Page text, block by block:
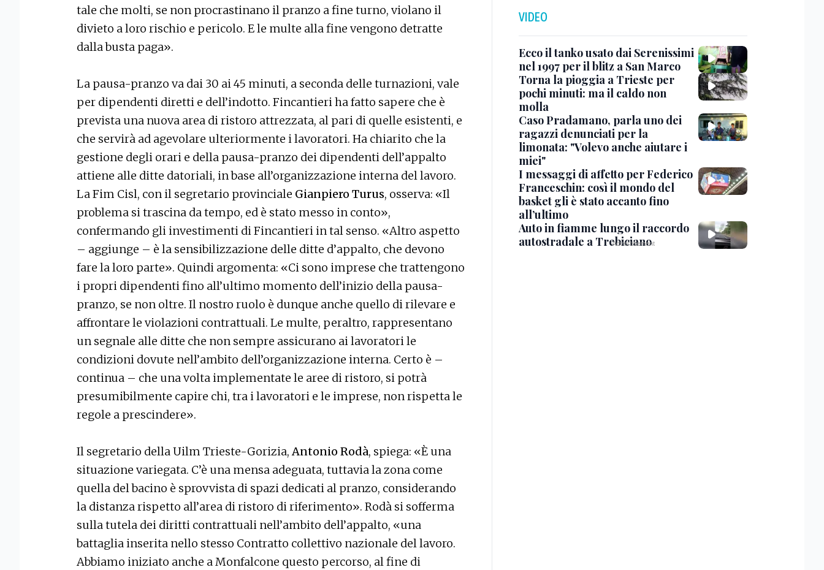
tale che molti, se non procrastinano il pranzo a fine turno, violano il
divieto a loro rischio e pericolo. E le multe alla fine vengono detratte
dalla busta paga».
La pausa-pranzo va dai 30 ai 45 minuti, a seconda delle turnazioni, vale
per dipendenti diretti e dell’indotto. Fincantieri ha fatto sapere che è
prevista una nuova area di ristoro attrezzata, al pari di quelle esistenti, e
che servirà ad agevolare ulteriormente i lavoratori. Ha chiarito che la
gestione degli orari e della pausa-pranzo dei dipendenti dell’appalto
attiene alle ditte datoriali, in base all’organizzazione interna del lavoro.
La Fim Cisl, con il segretario provinciale Gianpiero Turus, osserva: «Il
problema si trascina da tempo, ed è stato messo in conto»,
confermando gli investimenti di Fincantieri in tal senso. «Altro aspetto
– aggiunge – è la sensibilizzazione delle ditte d’appalto, che devono
fare la loro parte». Quindi argomenta: «Ci sono imprese che trattengono
i propri dipendenti fino all’ultimo momento dell’inizio della pausa-
pranzo, se non oltre. Il nostro ruolo è dunque anche quello di rilevare e
affrontare le violazioni contrattuali. Le multe, peraltro, rappresentano
un segnale alle ditte che non sempre assicurano ai lavoratori le
condizioni dovute nell’ambito dell’organizzazione interna. Certo è –
continua – che una volta implementate le aree di ristoro, si potrà
presumibilmente capire chi, tra i lavoratori e le imprese, non rispetta le
regole a prescindere».
Il segretario della Uilm Trieste-Gorizia,Antonio Rodà, spiega: «È una
situazione variegata. C’è una mensa adeguata, tuttavia la zona come
quella del bacino è sprovvista di spazi dedicati al pranzo, considerando
la distanza rispetto all’area di ristoro di riferimento». Rodà si sofferma
sulla tutela dei diritti contrattuali nell’ambito dell’appalto, «una
battaglia inserita nello stesso Contratto collettivo nazionale del lavoro.
Abbiamo iniziato anche a Monfalcone questo percorso, al fine di
VIDEO
Ecco il tanko usato dai Serenissimi
nel 1997 per il blitz a San Marco
Torna la pioggia a Trieste per
pochi minuti: ma il caldo non
molla
Caso Pradamano, parla uno dei
ragazzi denunciati per la
limonata: "Volevo anche aiutare i
miei"
I messaggi di affetto per Federico
Franceschin: così il mondo del
basket gli è stato accanto fino
all’ultimo
Auto in fiamme lungo il raccordo
autostradale a Trebiciano